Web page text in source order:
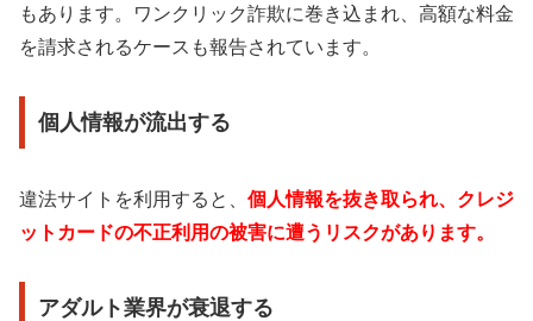
もあります。ワンクリック詐欺に巻き込まれ、高額な料金
を請求されるケースも報告されています。
個人情報が流出する
違法サイトを利用すると、 個人情報を抜き取られ、クレジ
ットカードの不正利用の被害に遭うリスクがあります。
アダルト業界が衰退する